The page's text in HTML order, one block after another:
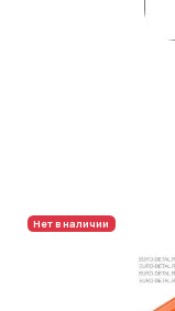
Нет в наличии